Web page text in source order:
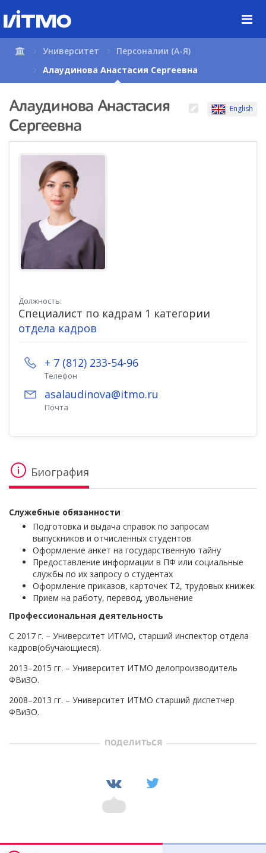
содержимому
страницы.
Университет
Персоналии (А-Я)
Алаудинова Анастасия Сергеевна
Алаудинова Анастасия
Сергеевна
English
Должность:
Специалист по кадрам 1 категории
отдела кадров
+ 7 (812) 233-54-96
Телефон
asalaudinova@itmo.ru
Почта
Биография
Служебные обязанности
Подготовка и выдача справок по запросам
выпускников и отчисленных студентов
Оформление анкет на государственную тайну
Предоставление информации в ПФ или социальные
службы по их запросу о студентах
Оформление приказов, карточек Т2, трудовых книжек
Прием на работу, перевод, увольнение
Профессиональная деятельность
С 2017 г. – Университет ИТМО, старший инспектор отдела
кадров(обучающиеся).
2013–2015 гг. – Университет ИТМО делопроизводитель
ФВиЗО.
2008–2013 гг. – Университет ИТМО старший диспетчер
ФВиЗО.
поделиться